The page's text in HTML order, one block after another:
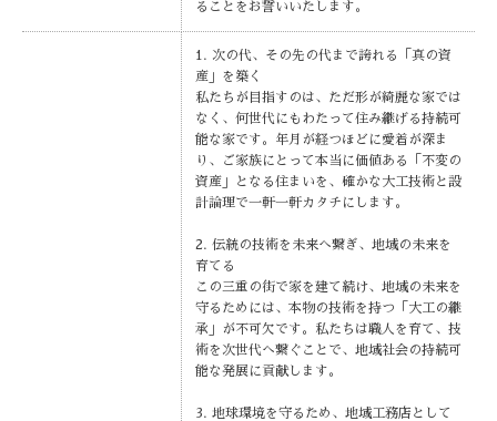
ることをお誓いいたします。
1. 次の代、その先の代まで誇れる「真の資
産」を築く
私たちが目指すのは、ただ形が綺麗な家では
なく、何世代にもわたって住み継げる持続可
能な家です。年月が経つほどに愛着が深ま
り、ご家族にとって本当に価値ある「不変の
資産」となる住まいを、確かな大工技術と設
計論理で一軒一軒カタチにします。
2. 伝統の技術を未来へ繋ぎ、地域の未来を
育てる
この三重の街で家を建て続け、地域の未来を
守るためには、本物の技術を持つ「大工の継
承」が不可欠です。私たちは職人を育て、技
術を次世代へ繋ぐことで、地域社会の持続可
能な発展に貢献します。
3. 地球環境を守るため、地域工務店として